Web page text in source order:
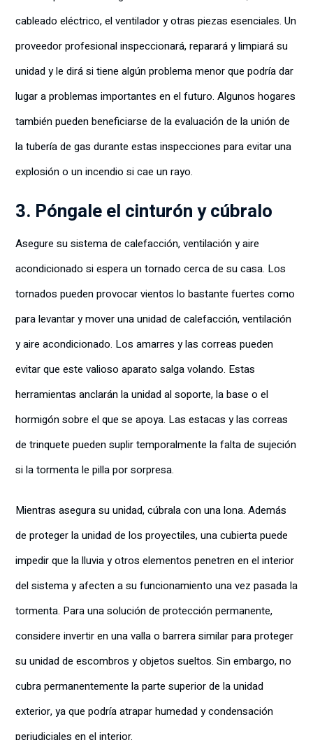
cableado eléctrico, el ventilador y otras piezas esenciales. Un
proveedor profesional inspeccionará, reparará y limpiará su
unidad y le dirá si tiene algún problema menor que podría dar
lugar a problemas importantes en el futuro. Algunos hogares
también pueden beneficiarse de la evaluación de la unión de
la tubería de gas durante estas inspecciones para evitar una
explosión o un incendio si cae un rayo.
3. Póngale el cinturón y cúbralo
Asegure su sistema de calefacción, ventilación y aire
acondicionado si espera un tornado cerca de su casa. Los
tornados pueden provocar vientos lo bastante fuertes como
para levantar y mover una unidad de calefacción, ventilación
y aire acondicionado. Los amarres y las correas pueden
evitar que este valioso aparato salga volando. Estas
herramientas anclarán la unidad al soporte, la base o el
hormigón sobre el que se apoya. Las estacas y las correas
de trinquete pueden suplir temporalmente la falta de sujeción
si la tormenta le pilla por sorpresa.
Mientras asegura su unidad, cúbrala con una lona. Además
de proteger la unidad de los proyectiles, una cubierta puede
impedir que la lluvia y otros elementos penetren en el interior
del sistema y afecten a su funcionamiento una vez pasada la
tormenta. Para una solución de protección permanente,
considere invertir en una valla o barrera similar para proteger
su unidad de escombros y objetos sueltos. Sin embargo, no
cubra permanentemente la parte superior de la unidad
exterior, ya que podría atrapar humedad y condensación
perjudiciales en el interior.